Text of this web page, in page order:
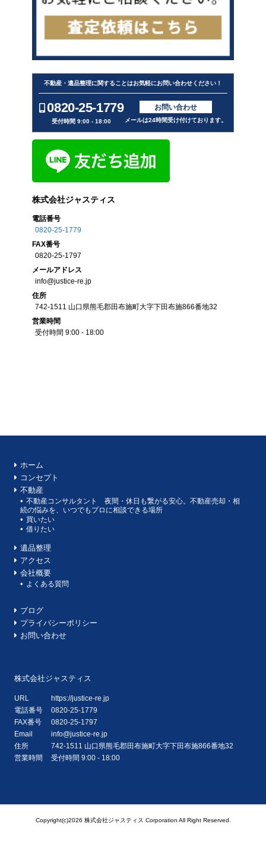
不動産・遺品整理に関することはお気軽にお問い合わせください！
0820-25-1779
受付時間 9:00 - 18:00
お問い合わせ
メールは24時間受け付けております。
株式会社ジャスティス
電話番号
0820-25-1779
FAX番号
0820-25-1797
メールアドレス
info@justice-re.jp
住所
742-1511 山口県熊毛郡田布施町大字下田布施866番地32
営業時間
受付時間 9:00 - 18:00
ホーム
コンセプト
不動産
不動産コンサルタント 夜間・休日も繋がる安心。不動産売却・相
続の悩みを、いつでもプロに相談できる場所
買いたい
借りたい
遺品整理
アクセス
会社概要
よくある質問
ブログ
プライバシーポリシー
お問い合わせ
株式会社ジャスティス
URL
https://justice-re.jp
電話番号
0820-25-1779
FAX番号
0820-25-1797
Email
info@justice-re.jp
住所
742-1511 山口県熊毛郡田布施町大字下田布施866番地32
営業時間
受付時間 9:00 - 18:00
Copyright(c)2026 株式会社ジャスティス Corporation All Right Reserved.